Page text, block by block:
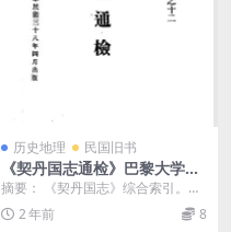
历史地理 民国旧书
《契丹国志通检》巴黎大学北
平汉学研究所编辑-民国38[19
49]-pdf古籍下载
摘要： 《契丹国志》综合索引。以
清嘉庆三年席世氏扫叶山房刊《四
朝别史》本为底本。...
2 年前 8